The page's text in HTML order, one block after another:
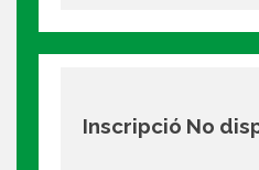
Inscripció No